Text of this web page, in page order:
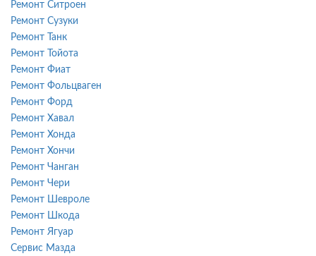
Ремонт Ситроен
Ремонт Сузуки
Ремонт Танк
Ремонт Тойота
Ремонт Фиат
Ремонт Фольцваген
Ремонт Форд
Ремонт Хавал
Ремонт Хонда
Ремонт Хончи
Ремонт Чанган
Ремонт Чери
Ремонт Шевроле
Ремонт Шкода
Ремонт Ягуар
Сервис Мазда